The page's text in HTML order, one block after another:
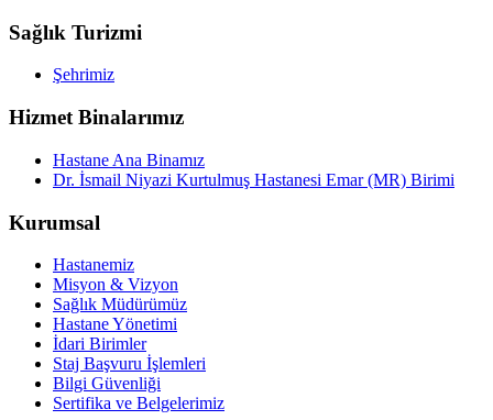
Sağlık Turizmi
Şehrimiz
Hizmet Binalarımız
Hastane Ana Binamız
Dr. İsmail Niyazi Kurtulmuş Hastanesi Emar (MR) Birimi
Kurumsal
Hastanemiz
Misyon & Vizyon
Sağlık Müdürümüz
Hastane Yönetimi
İdari Birimler
Staj Başvuru İşlemleri
Bilgi Güvenliği
Sertifika ve Belgelerimiz